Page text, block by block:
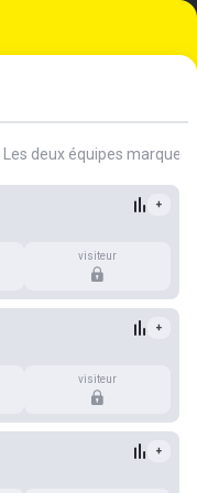
Les deux équipes marquent
+
visiteur
+
visiteur
+